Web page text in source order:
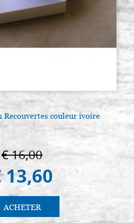
Recouvertes couleur ivoire
€ 16,00
13,60
ACHETER